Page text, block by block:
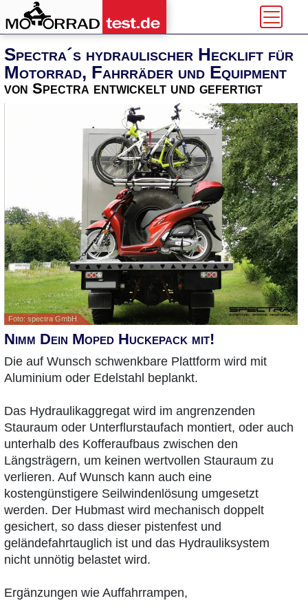
Spectra´s hydraulischer Hecklift für
Motorrad, Fahrräder und Equipment
von Spectra entwickelt und gefertigt
Foto: spectra GmbH
Nimm Dein Moped Huckepack mit!
Die auf Wunsch schwenkbare Plattform wird mit
Aluminium oder Edelstahl beplankt.
Das Hydraulikaggregat wird im angrenzenden
Stauraum oder Unterflurstaufach montiert, oder auch
unterhalb des Kofferaufbaus zwischen den
Längsträgern, um keinen wertvollen Stauraum zu
verlieren. Auf Wunsch kann auch eine
kostengünstigere Seilwindenlösung umgesetzt
werden. Der Hubmast wird mechanisch doppelt
gesichert, so dass dieser pistenfest und
geländefahrtauglich ist und das Hydrauliksystem
nicht unnötig belastet wird.
Ergänzungen wie Auffahrrampen,